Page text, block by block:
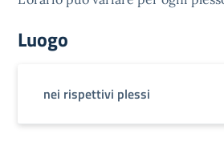
Luogo
nei rispettivi plessi